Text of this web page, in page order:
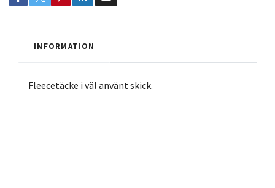
INFORMATION
Fleecetäcke i väl använt skick.